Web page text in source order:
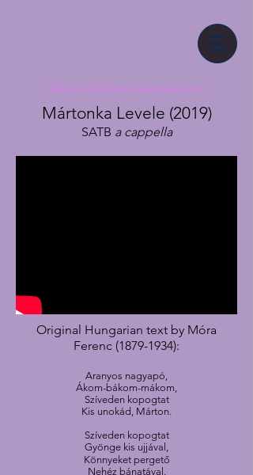
Back to Selected Compositions
Mártonka Levele (2019)
SATB a cappella
Original Hungarian text by Móra
Ferenc (1879-1934):
Aranyos nagyapó,
Ákom-bákom-mákom,
Szíveden kopogtat
Kis unokád, Márton.
Szíveden kopogtat
Gyönge kis ujjával,
Könnyeket pergető
Nehéz bánatával.